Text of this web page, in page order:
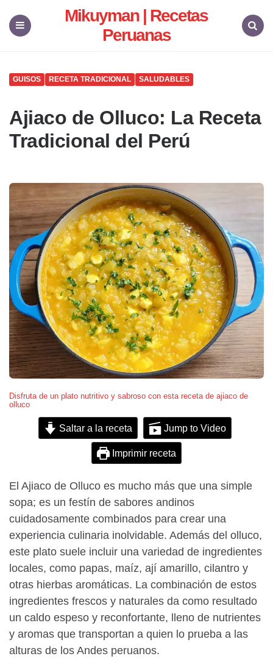
Mikuyman | Recetas
Peruanas
Disfruta de un plato nutritivo y sabroso con esta receta de ajiaco de
olluco
GUISOS RECETA TRADICIONAL SALUDABLES
Ajiaco de Olluco: La Receta
Tradicional del Perú
Saltar a la receta Jump to Video
Imprimir receta
El Ajiaco de Olluco es mucho más que una simple
sopa; es un festín de sabores andinos
cuidadosamente combinados para crear una
experiencia culinaria inolvidable. Además del olluco,
este plato suele incluir una variedad de ingredientes
locales, como papas, maíz, ají amarillo, cilantro y
otras hierbas aromáticas. La combinación de estos
ingredientes frescos y naturales da como resultado
un caldo espeso y reconfortante, lleno de nutrientes
y aromas que transportan a quien lo prueba a las
alturas de los Andes peruanos.